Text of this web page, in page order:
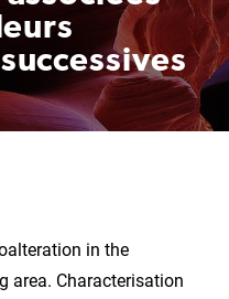
in the
area. Characterisation